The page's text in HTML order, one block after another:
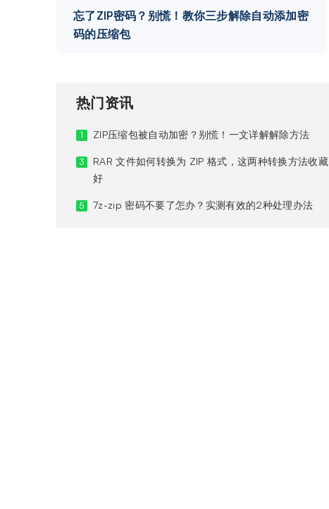
忘了ZIP密码？别慌！教你三步解除自动添加密
码的压缩包
热门资讯
1 ZIP压缩包被自动加密？别慌！一文详解解除方法
3
RAR 文件如何转换为 ZIP 格式，这两种转换方法收藏
好
5 7z-zip 密码不要了怎办？实测有效的2种处理办法